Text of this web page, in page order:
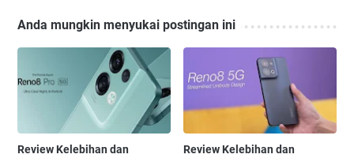
Anda mungkin menyukai postingan ini
Review Kelebihan dan
Review Kelebihan dan